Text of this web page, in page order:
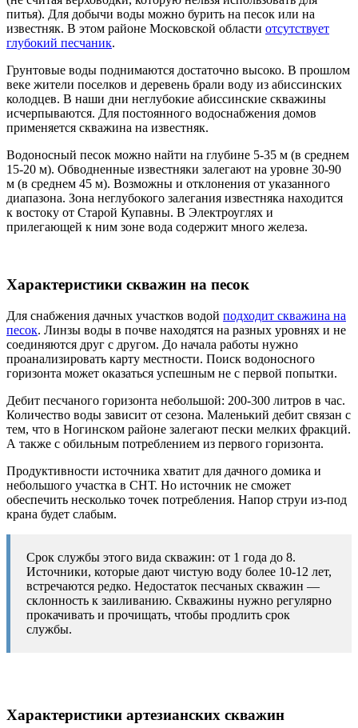
питья). Для добычи воды можно бурить на песок или на
известняк. В этом районе Московской области отсутствует
глубокий песчаник.
Грунтовые воды поднимаются достаточно высоко. В прошлом
веке жители поселков и деревень брали воду из абиссинских
колодцев. В наши дни неглубокие абиссинские скважины
исчерпываются. Для постоянного водоснабжения домов
применяется скважина на известняк.
Водоносный песок можно найти на глубине 5-35 м (в среднем
15-20 м). Обводненные известняки залегают на уровне 30-90
м (в среднем 45 м). Возможны и отклонения от указанного
диапазона. Зона неглубокого залегания известняка находится
к востоку от Старой Купавны. В Электроуглях и
прилегающей к ним зоне вода содержит много железа.
Характеристики скважин на песок
Для снабжения дачных участков водой подходит скважина на
песок. Линзы воды в почве находятся на разных уровнях и не
соединяются друг с другом. До начала работы нужно
проанализировать карту местности. Поиск водоносного
горизонта может оказаться успешным не с первой попытки.
Дебит песчаного горизонта небольшой: 200-300 литров в час.
Количество воды зависит от сезона. Маленький дебит связан с
тем, что в Ногинском районе залегают пески мелких фракций.
А также с обильным потреблением из первого горизонта.
Продуктивности источника хватит для дачного домика и
небольшого участка в СНТ. Но источник не сможет
обеспечить несколько точек потребления. Напор струи из-под
крана будет слабым.
Срок службы этого вида скважин: от 1 года до 8.
Источники, которые дают чистую воду более 10-12 лет,
встречаются редко. Недостаток песчаных скважин —
склонность к заиливанию. Скважины нужно регулярно
прокачивать и прочищать, чтобы продлить срок
службы.
Характеристики артезианских скважин